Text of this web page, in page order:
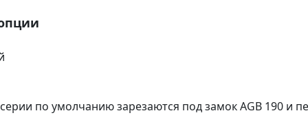
по умолчанию зарезаются под замок AGB 190 и